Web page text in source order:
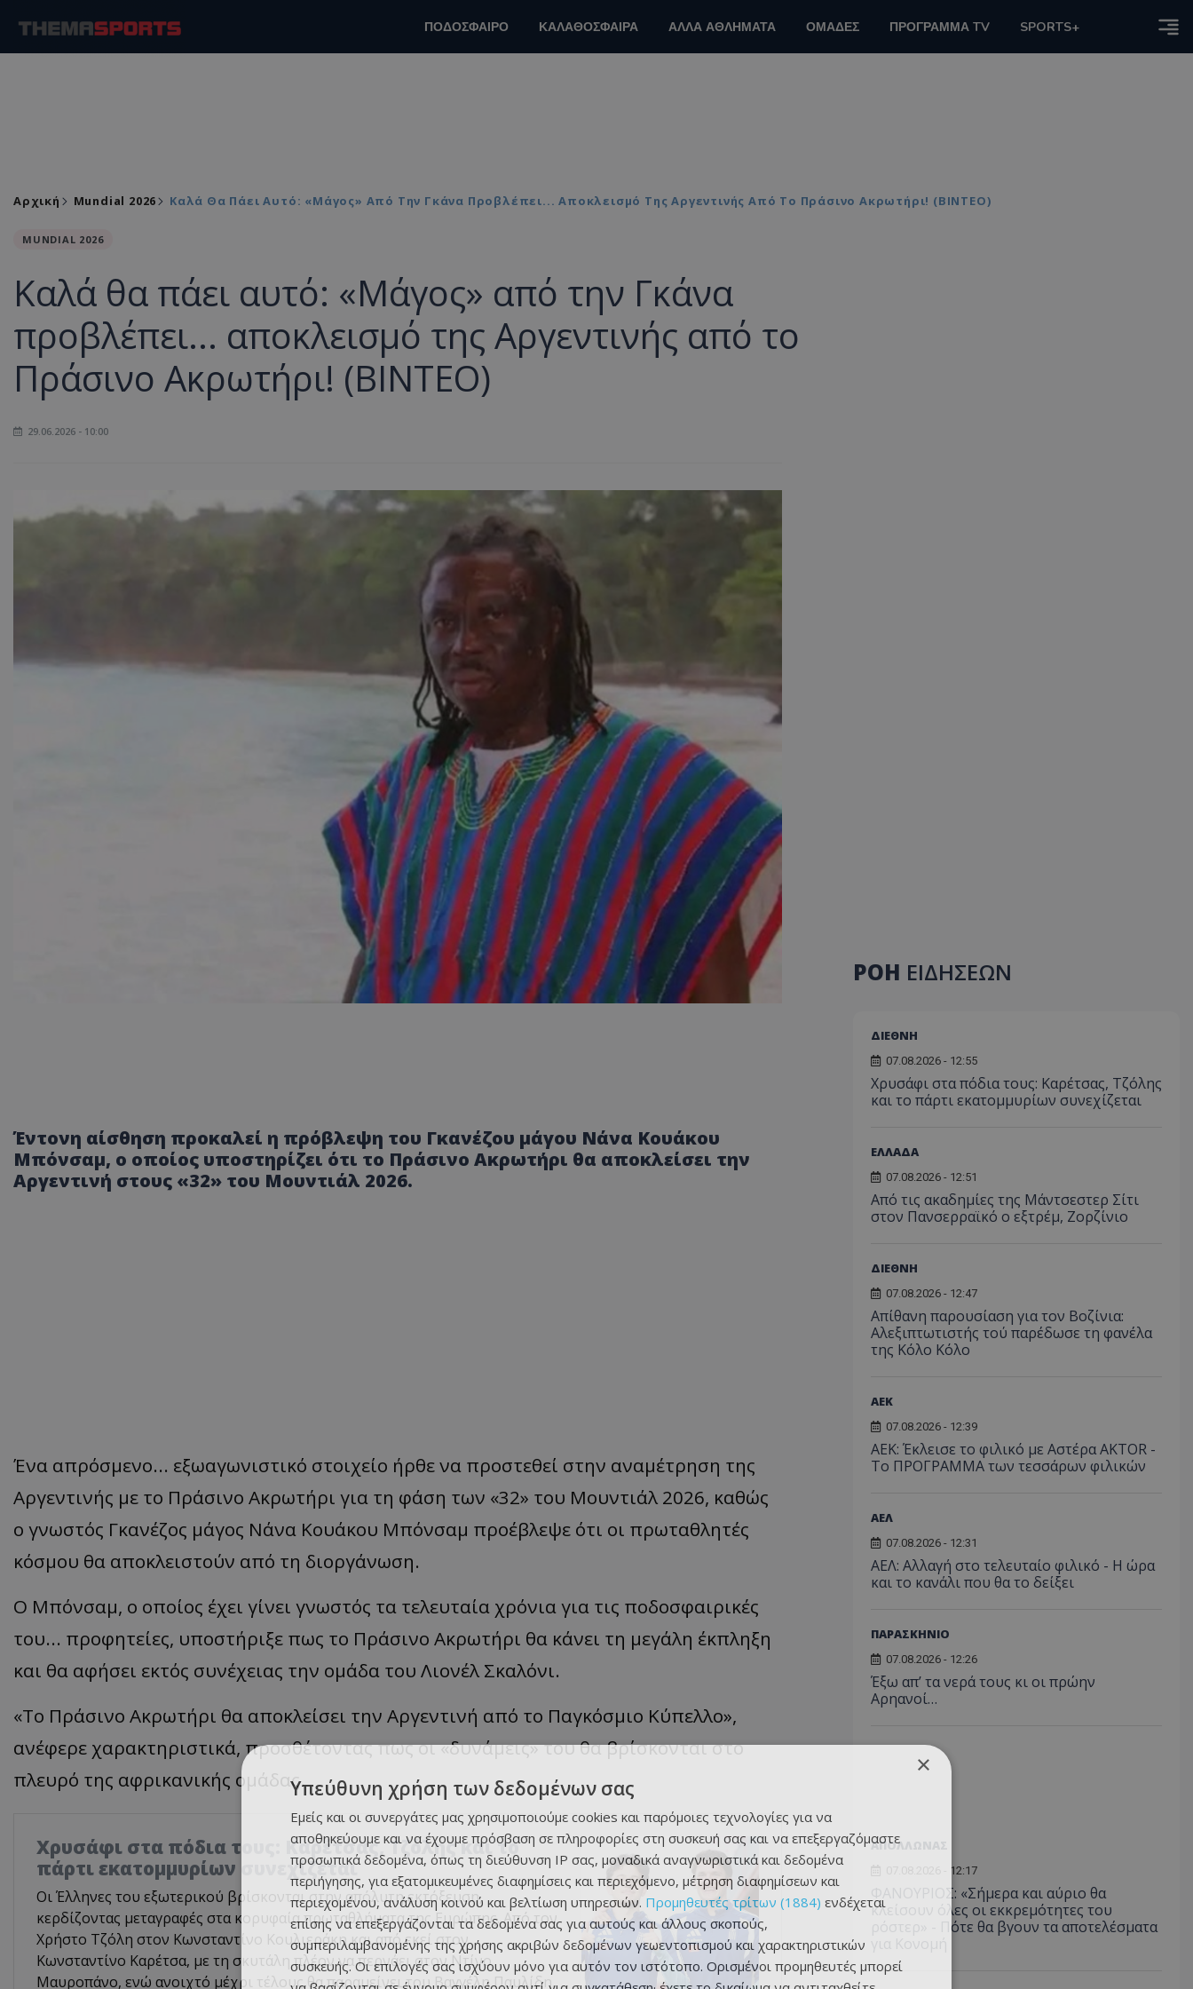
ΠΟΔΟΣΦΑΙΡΟ ΚΑΛΑΘΟΣΦΑΙΡΑ ΑΛΛΑ ΑΘΛΗΜΑΤΑ ΟΜΑΔΕΣ ΠΡΟΓΡΑΜΜΑ TV SPORTS+
Αρχική Mundial 2026 Καλά Θα Πάει Αυτό: «Μάγος» Από Την Γκάνα Προβλέπει... Αποκλεισμό Της Αργεντινής Από Το Πράσινο Ακρωτήρι! (ΒΙΝΤΕΟ)
MUNDIAL 2026
Καλά θα πάει αυτό: «Μάγος» από την Γκάνα
προβλέπει... αποκλεισμό της Αργεντινής από το
Πράσινο Ακρωτήρι! (ΒΙΝΤΕΟ)
29.06.2026 - 10:00
Έντονη αίσθηση προκαλεί η πρόβλεψη του Γκανέζου μάγου Νάνα Κουάκου
Μπόνσαμ, ο οποίος υποστηρίζει ότι το Πράσινο Ακρωτήρι θα αποκλείσει την
Αργεντινή στους «32» του Μουντιάλ 2026.
Ένα απρόσμενο... εξωαγωνιστικό στοιχείο ήρθε να προστεθεί στην αναμέτρηση της
Αργεντινής με το Πράσινο Ακρωτήρι για τη φάση των «32» του Μουντιάλ 2026, καθώς
ο γνωστός Γκανέζος μάγος Νάνα Κουάκου Μπόνσαμ προέβλεψε ότι οι πρωταθλητές
κόσμου θα αποκλειστούν από τη διοργάνωση.
Ο Μπόνσαμ, ο οποίος έχει γίνει γνωστός τα τελευταία χρόνια για τις ποδοσφαιρικές
του... προφητείες, υποστήριξε πως το Πράσινο Ακρωτήρι θα κάνει τη μεγάλη έκπληξη
και θα αφήσει εκτός συνέχειας την ομάδα του Λιονέλ Σκαλόνι.
«Το Πράσινο Ακρωτήρι θα αποκλείσει την Αργεντινή από το Παγκόσμιο Κύπελλο»,
ανέφερε χαρακτηριστικά, προσθέτοντας πως οι «δυνάμεις» του θα βρίσκονται στο
πλευρό της αφρικανικής ομάδας.
Χρυσάφι στα πόδια τους: Καρέτσας, Τζόλης και το
πάρτι εκατομμυρίων συνεχίζεται
Οι Έλληνες του εξωτερικού βρίσκονται στην απόλυτη εκτόξευση,
κερδίζοντας μεταγραφές στα κορυφαία πρωταθλήματα της Ευρώπης. Από τον
Χρήστο Τζόλη στον Κωνσταντίνο Κουλιεράκη και από εκεί στον
Κωνσταντίνο Καρέτσα, με τη σκυτάλη πλέον να περνάει στον Ντίνο
Μαυροπάνο, ενώ ανοιχτό μέχρι τέλους θα παραμείνει του Βαγγέλη Παυλίδη.
ΡΟΗ ΕΙΔΗΣΕΩΝ
ΔΙΕΘΝΗ
07.08.2026 - 12:55
Χρυσάφι στα πόδια τους: Καρέτσας, Τζόλης
και το πάρτι εκατομμυρίων συνεχίζεται
ΕΛΛΑΔΑ
07.08.2026 - 12:51
Από τις ακαδημίες της Μάντσεστερ Σίτι
στον Πανσερραϊκό ο εξτρέμ, Ζορζίνιο
ΔΙΕΘΝΗ
07.08.2026 - 12:47
Απίθανη παρουσίαση για τον Βοζίνια:
Αλεξιπτωτιστής τού παρέδωσε τη φανέλα
της Κόλο Κόλο
ΑEK
07.08.2026 - 12:39
ΑΕΚ: Έκλεισε το φιλικό με Αστέρα AKTOR -
Το ΠΡΟΓΡΑΜΜΑ των τεσσάρων φιλικών
ΑΕΛ
07.08.2026 - 12:31
ΑΕΛ: Αλλαγή στο τελευταίο φιλικό - Η ώρα
και το κανάλι που θα το δείξει
ΠΑΡΑΣΚΗΝΙΟ
07.08.2026 - 12:26
Έξω απ’ τα νερά τους κι οι πρώην
Αρηανοί…
ΑΠΟΛΛΩΝΑΣ
07.08.2026 - 12:17
ΦΑΝΟΥΡΙΟΣ: «Σήμερα και αύριο θα
κλείσουν όλες οι εκκρεμότητες του
ρόστερ» - Πότε θα βγουν τα αποτελέσματα
×
Υπεύθυνη χρήση των δεδομένων σας
Εμείς και οι συνεργάτες μας χρησιμοποιούμε cookies και παρόμοιες τεχνολογίες για να
αποθηκεύουμε και να έχουμε πρόσβαση σε πληροφορίες στη συσκευή σας και να επεξεργαζόμαστε
προσωπικά δεδομένα, όπως τη διεύθυνση IP σας, μοναδικά αναγνωριστικά και δεδομένα
περιήγησης, για εξατομικευμένες διαφημίσεις και περιεχόμενο, μέτρηση διαφημίσεων και
περιεχομένου, ανάλυση κοινού και βελτίωση υπηρεσιών. Προμηθευτές τρίτων (1884) ενδέχεται
επίσης να επεξεργάζονται τα δεδομένα σας για αυτούς και άλλους σκοπούς,
συμπεριλαμβανομένης της χρήσης ακριβών δεδομένων γεωεντοπισμού και χαρακτηριστικών
συσκευής. Οι επιλογές σας ισχύουν μόνο για αυτόν τον ιστότοπο. Ορισμένοι προμηθευτές μπορεί